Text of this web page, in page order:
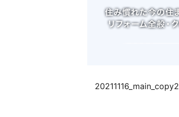
20211116_main_copy2